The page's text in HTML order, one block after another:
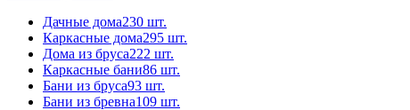
Дачные дома230 шт.
Каркасные дома295 шт.
Дома из бруса222 шт.
Каркасные бани86 шт.
Бани из бруса93 шт.
Бани из бревна109 шт.